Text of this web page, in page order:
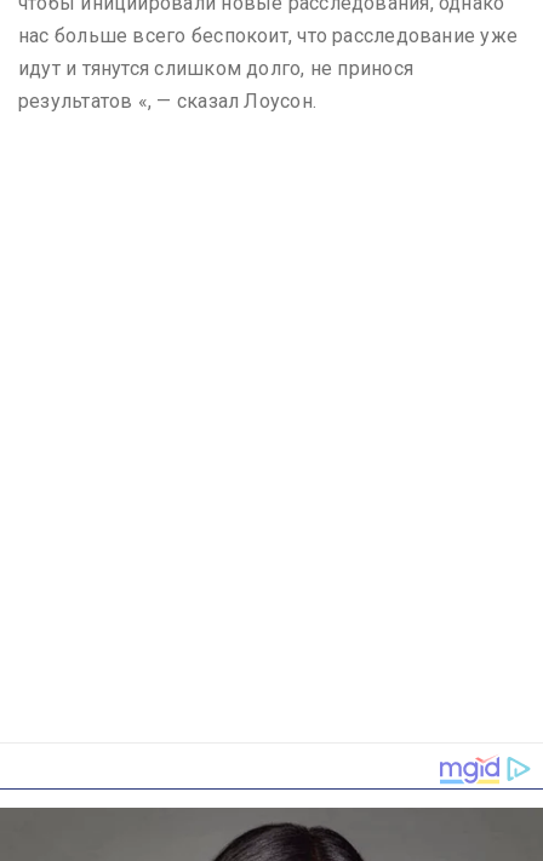
нас больше всего беспокоит, что расследование уже
идут и тянутся слишком долго, не принося
результатов «, — сказал Лоусон.